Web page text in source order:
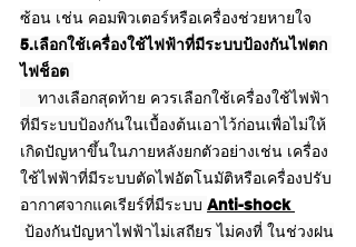
ซ้อน เช่น คอมพิวเตอร์หรือเครื่องช่วยหายใจ
5.เลือกใช้เครื่องใช้ไฟฟ้าที่มีระบบป้องกันไฟตก
ไฟช็อต
ที่มีระบบป้องกันในเบื้องต้นเอาไว้ก่อนเพื่อไม่ให้
เกิดปัญหาขึ้นในภายหลังยกตัวอย่างเช่น เครื่อง
ใช้ไฟฟ้าที่มีระบบตัดไฟอัตโนมัติหรือเครื่องปรับ
อากาศจากแคเรียร์ที่มีระบบ Anti-shock
ป้องกันปัญหาไฟฟ้าไม่เสถียร ไม่คงที่ ในช่วงฝน